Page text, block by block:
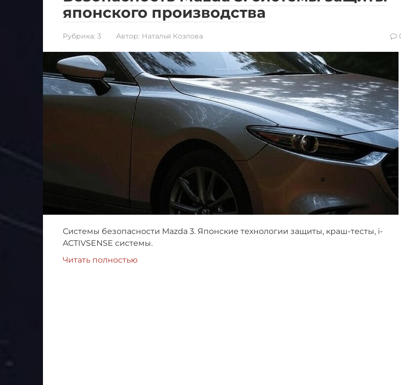
японского производства
Рубрика: 3 Автор: Наталья Козлова
Системы безопасности Mazda 3. Японские технологии защиты, краш-тесты, i-
ACTIVSENSE системы.
Читать полностью